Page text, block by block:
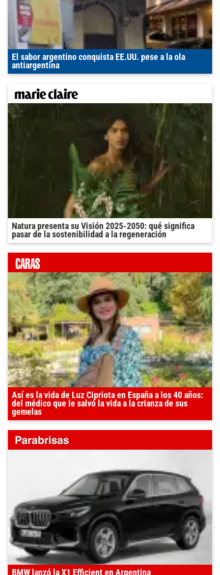
El sabor argentino conquista EE.UU. pese a la ola
antiargentina
Natura presenta su Visión 2025-2050: qué significa
pasar de la sostenibilidad a la regeneración
Así es la vida de Luz Cipriota en España a los 40 años:
del médico que le salvó la vida a la crianza de sus
gemelas
BMW lanzó la X1 Efficient en Argentina